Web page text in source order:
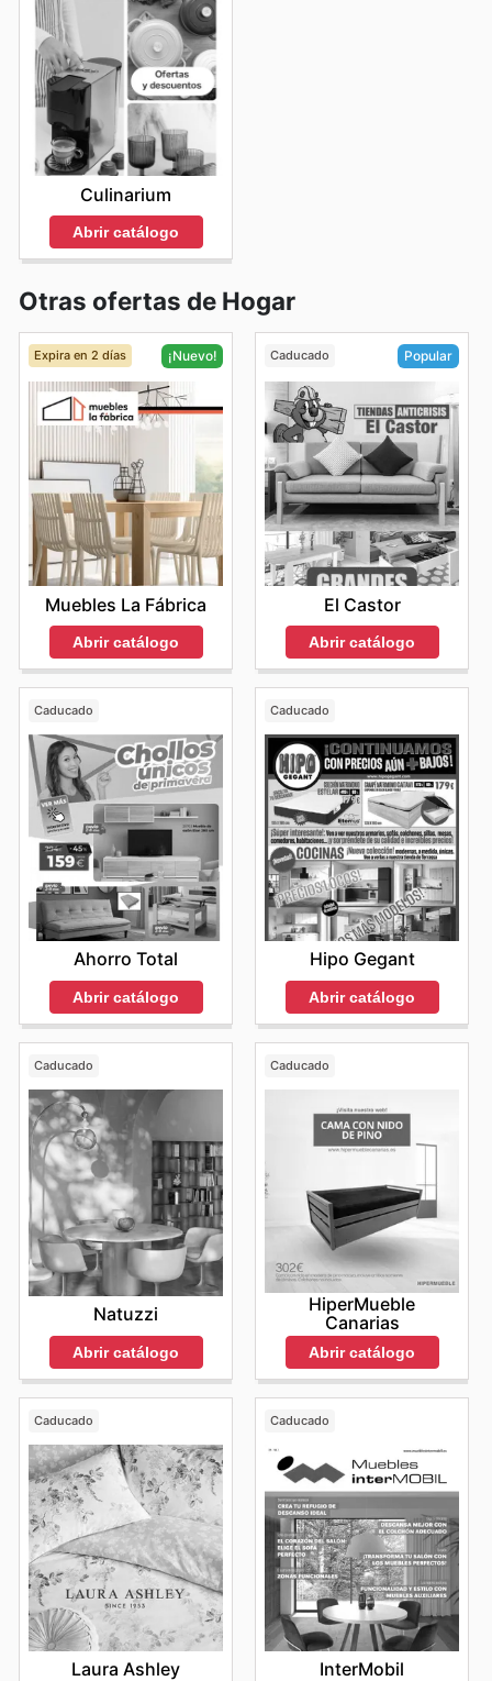
Culinarium
Abrir catálogo
Otras ofertas de Hogar
Expira en 2 días ¡Nuevo!
Muebles La Fábrica
Abrir catálogo
Caducado Popular
El Castor
Abrir catálogo
Caducado
Ahorro Total
Abrir catálogo
Caducado
Hipo Gegant
Abrir catálogo
Caducado
Natuzzi
Abrir catálogo
Caducado
HiperMueble
Canarias
Abrir catálogo
Caducado
Laura Ashley
Caducado
InterMobil